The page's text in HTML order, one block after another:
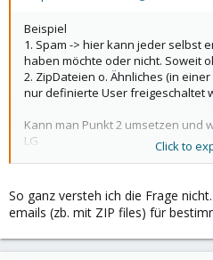
Beispiel
1. Spam -> hier kann jeder selbst
haben möchte oder nicht. Soweit
2. ZipDateien o. Ähnliches (in
nur definierte User freigeschaltet
Kann man Punkt 2 umsetzen und
LG
Click to
So ganz versteh ich die Frage
emails (zb. mit ZIP files) für